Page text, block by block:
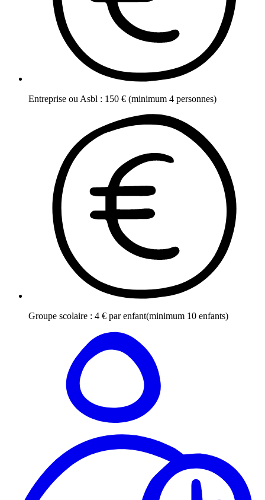
Entreprise ou Asbl : 150 € (minimum 4 personnes)
Groupe scolaire : 4 € par enfant(minimum 10 enfants)